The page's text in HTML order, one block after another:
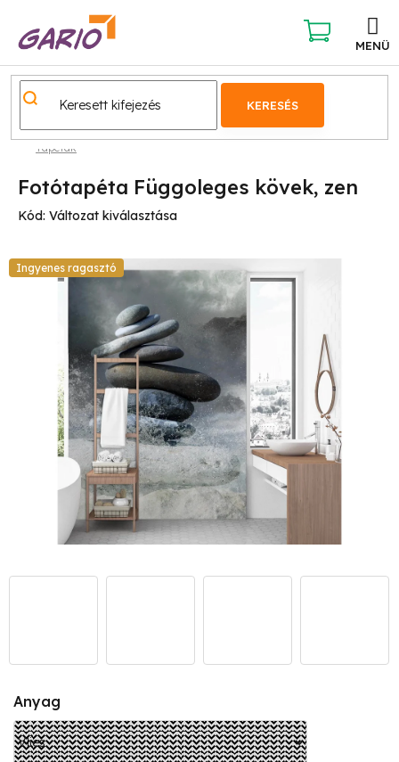
KERESÉS
KOSÁR
Tapéták
Fotótapéta Függoleges kövek, zen
Kód: Változat kiválasztása
Ingyenes ragasztó
Anyag